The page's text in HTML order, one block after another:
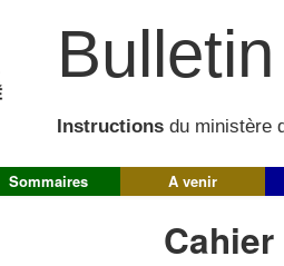
Instructions du ministère
Sommaires A venir